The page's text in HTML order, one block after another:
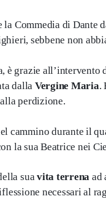
la Commedia di
sebbene non
è grazie all’intervento
dalla Vergine Maria.
perdizione.
cammino durante il
la sua Beatrice nei
suavita terrena ad
necessari al